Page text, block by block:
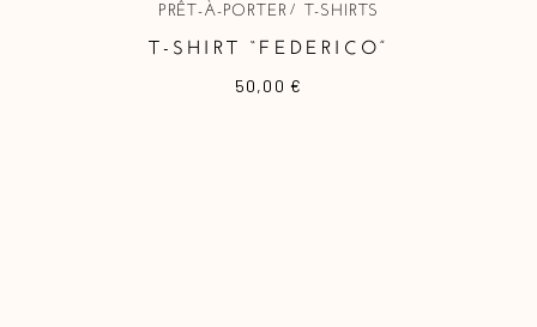
PRÊT-À-PORTER T-SHIRTS
T-SHIRT “FEDERICO”
50,00 €
Ce